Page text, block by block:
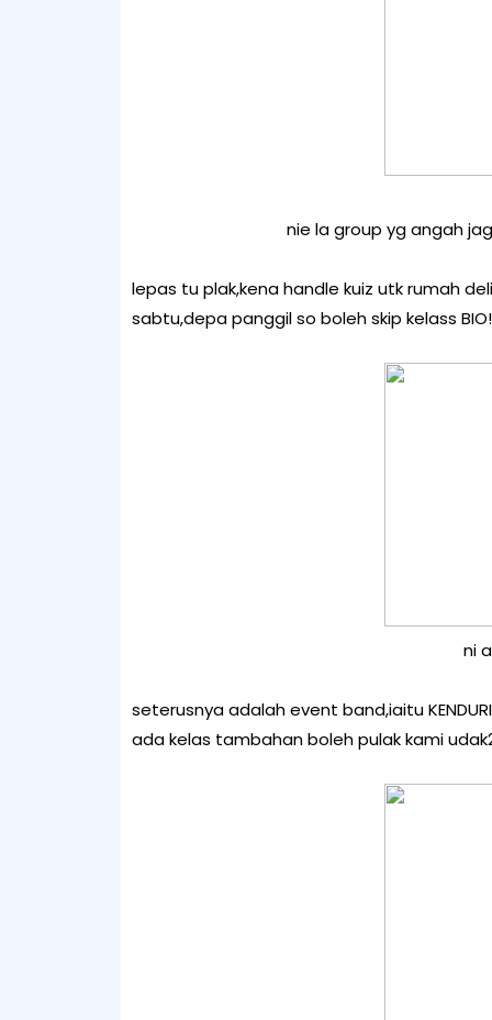
nie la group yg angah
lepas tu plak,kena handle kuiz utk rumah
sabtu,depa panggil so boleh skip kelass
ni
seterusnya adalah event band,iaitu
ada kelas tambahan boleh pulak kami